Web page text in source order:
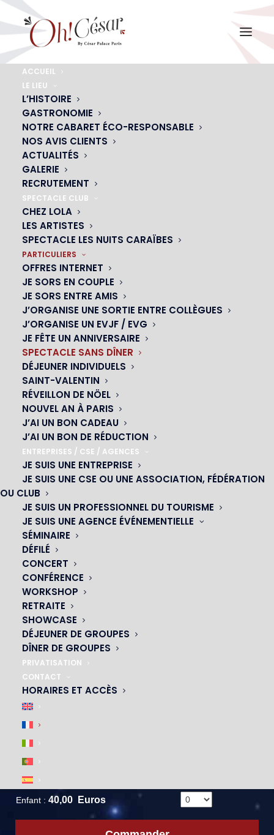
ACCUEIL
LE LIEU
L’HISTOIRE
GASTRONOMIE
NOTRE CABARET ÉCO-RESPONSABLE
NOS AVIS CLIENTS
ACTUALITÉS
GALERIE
RECRUTEMENT
SPECTACLE CLUB
CHEZ LOLA
LES ARTISTES
SPECTACLE LES NUITS CARAÏBES
PARTICULIERS
OFFRES INTERNET
JE SORS EN COUPLE
JE SORS ENTRE AMIS
J’ORGANISE UNE SORTIE ENTRE COLLÈGUES
J’ORGANISE UN EVJF / EVG
JE FÊTE UN ANNIVERSAIRE
SPECTACLE SANS DÎNER
DÉJEUNER INDIVIDUELS
SAINT-VALENTIN
RÉVEILLON DE NÖEL
NOUVEL AN À PARIS
J’AI UN BON CADEAU
J’AI UN BON DE RÉDUCTION
ENTREPRISES / CSE / AGENCES
JE SUIS UNE ENTREPRISE
JE SUIS UNE CSE OU UNE ASSOCIATION, FÉDÉRATION
OU CLUB
JE SUIS UN PROFESSIONNEL DU TOURISME
JE SUIS UNE AGENCE ÉVÉNEMENTIELLE
SÉMINAIRE
DÉFILÉ
CONCERT
CONFÉRENCE
WORKSHOP
RETRAITE
SHOWCASE
DÉJEUNER DE GROUPES
DÎNER DE GROUPES
PRIVATISATION
CONTACT
HORAIRES ET ACCÈS
SPECTACLE SANS DÎNER
Je sors à Paris
SPECTACLE SEUL SOIR